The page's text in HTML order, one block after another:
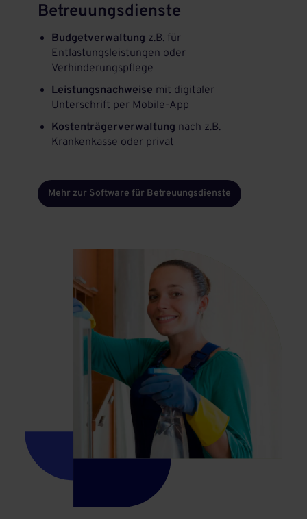
Betreuungsdienste
Budgetverwaltung z.B. für
Entlastungsleistungen oder
Verhinderungspflege
Leistungsnachweise mit digitaler
Unterschrift per Mobile-App
Kostenträgerverwaltung nach z.B.
Krankenkasse oder privat
Mehr zur Software für Betreuungsdienste